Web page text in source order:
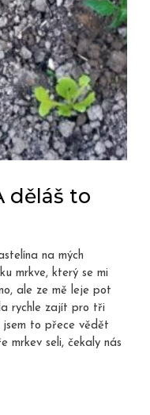
děláš to
na mých
mrkve, který se mi
ale ze mě leje pot
rychle zajít pro tři
to přece vědět
mrkev seli, čekaly nás